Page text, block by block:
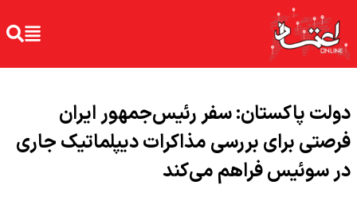
دولت پاکستان: سفر رئیس‌جمهور ایران
فرصتی برای بررسی مذاکرات دیپلماتیک جاری
در سوئیس فراهم می‌کند